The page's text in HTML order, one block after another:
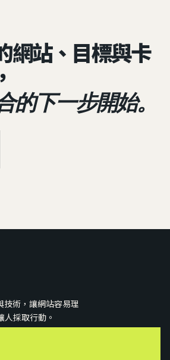
網站、目標與卡
的下一步開始。
技術，讓網站容易理
採取行動。